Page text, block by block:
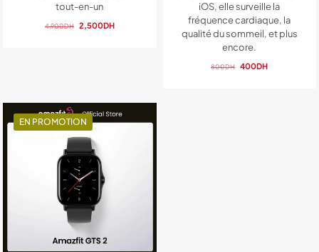
tout-en-un
4,900DH
Le
2,500DHLe
iOS, elle surveille la
fréquence cardiaque, la
qualité du sommeil, et plus
encore.
800DH
Le
400DHLe
EN PROMOTION